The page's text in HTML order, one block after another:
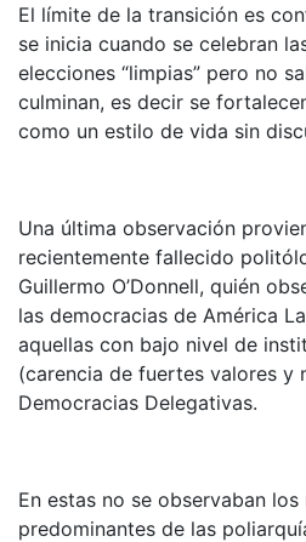
El límite de la transición es
se inicia cuando se celebran
elecciones “limpias” pero no
culminan, es decir se
como un estilo de vida sin
Una última observación
recientemente fallecido
Guillermo O’Donnell, quién
las democracias de América
aquellas con bajo nivel de
(carencia de fuertes valores y
Democracias Delegativas.
En estas no se observaban los
predominantes de las